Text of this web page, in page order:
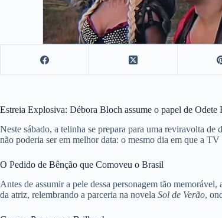
Estreia Explosiva: Débora Bloch assume o papel de Odete
Neste sábado, a telinha se prepara para uma reviravolta
não poderia ser em melhor data: o mesmo dia em que a
O Pedido de Bênção que Comoveu o Brasil
Antes de assumir a pele dessa personagem tão
da atriz, relembrando a parceria na novela Sol de Verão,